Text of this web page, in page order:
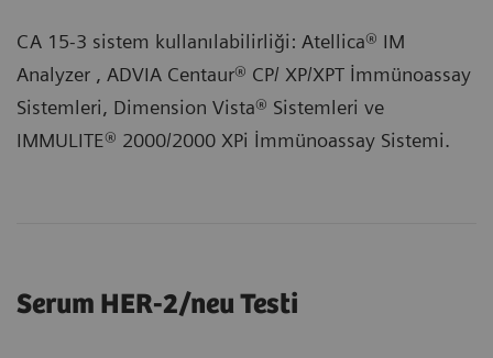
CA 15-3 sistem kullanılabilirliği: Atellica® IM
Analyzer , ADVIA Centaur® CP/ XP/XPT İmmünoassay
Sistemleri, Dimension Vista® Sistemleri ve
IMMULITE® 2000/2000 XPi İmmünoassay Sistemi.
Serum HER-2/neu Testi